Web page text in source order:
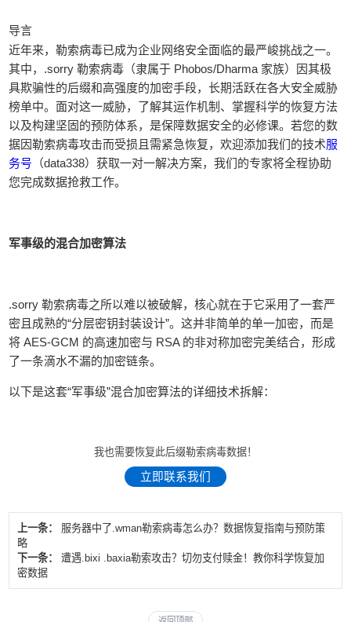
导言
近年来，勒索病毒已成为企业网络安全面临的最严峻挑战之一。
其中，.sorry 勒索病毒（隶属于 Phobos/Dharma 家族）因其极
具欺骗性的后缀和高强度的加密手段，长期活跃在各大安全威胁
榜单中。面对这一威胁，了解其运作机制、掌握科学的恢复方法
以及构建坚固的预防体系，是保障数据安全的必修课。若您的数
据因勒索病毒攻击而受损且需紧急恢复，欢迎添加我们的技术服
务号 （data338）获取一对一解决方案，我们的专家将全程协助
您完成数据抢救工作。
军事级的混合加密算法
.sorry 勒索病毒之所以难以被破解，核心就在于它采用了一套严
密且成熟的“分层密钥封装设计”。这并非简单的单一加密，而是
将 AES-GCM 的高速加密与 RSA 的非对称加密完美结合，形成
了一条滴水不漏的加密链条。
以下是这套“军事级”混合加密算法的详细技术拆解：
我也需要恢复此后缀勒索病毒数据！
立即联系我们
上一条：
服务器中了.wman勒索病毒怎么办？数据恢复指南与预防策
略
下一条：
遭遇.bixi .baxia勒索攻击？切勿支付赎金！教你科学恢复加
密数据